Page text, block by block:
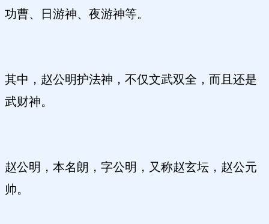
功曹、日游神、夜游神等。
其中，赵公明护法神，不仅文武双全，而且还是
武财神。
赵公明，本名朗，字公明，又称赵玄坛，赵公元
帅。